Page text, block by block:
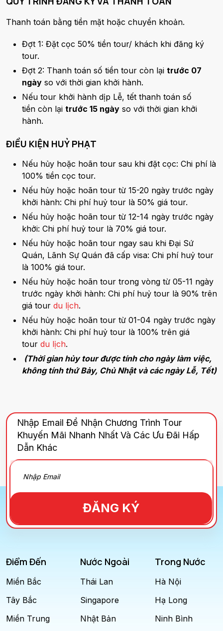
Thanh toán bằng tiền mặt hoặc chuyển khoản.
Đợt 1: Đặt cọc 50% tiền tour/ khách khi đăng ký
tour.
Đợt 2: Thanh toán số tiền tour còn lại trước 07
ngày so với thời gian khởi hành.
Nếu tour khởi hành dịp Lễ, tết thanh toán số
tiền còn lại trước 15 ngày so với thời gian khởi
hành.
ĐIỀU KIỆN HUỶ PHẠT
Nếu hủy hoặc hoãn tour sau khi đặt cọc: Chi phí là
100% tiền cọc tour.
Nếu hủy hoặc hoãn tour từ 15-20 ngày trước ngày
khởi hành: Chi phí huỷ tour là 50% giá tour.
Nếu hủy hoặc hoãn tour từ 12-14 ngày trước ngày
khởi: Chi phí huỷ tour là 70% giá tour.
Nếu hủy hoặc hoãn tour ngay sau khi Đại Sứ
Quán, Lãnh Sự Quán đã cấp visa: Chi phí huỷ tour
là 100% giá tour.
Nếu hủy hoặc hoãn tour trong vòng từ 05-11 ngày
trước ngày khởi hành: Chi phí huỷ tour là 90% trên
giá tour du lịch.
Nếu hủy hoặc hoãn tour từ 01-04 ngày trước ngày
khởi hành: Chi phí huỷ tour là 100% trên giá
tour du lịch.
(Thời gian hủy tour được tính cho ngày làm việc,
không tính thứ Bảy, Chủ Nhật và các ngày Lễ, Tết)
Nhập Email Để Nhận Chương Trình Tour
Khuyến Mãi Nhanh Nhất Và Các Ưu Đãi Hấp
Dẫn Khác
ĐĂNG KÝ
Điểm Đến
Miền Bắc
Tây Bắc
Miền Trung
Nước Ngoài
Thái Lan
Singapore
Nhật Bản
Trong Nước
Hà Nội
Hạ Long
Ninh Bình